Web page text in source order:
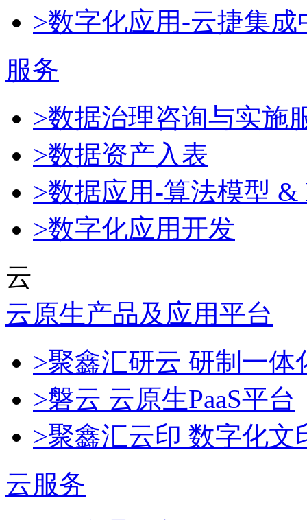
>数字化应用-云捷集成
服务
>数据治理咨询与实施
>数据资产入表
>数据应用-算法模型 &
>数字化应用开发
云
云原生产品及应用平台
>聚鑫汇研云 研制一
>磐云 云原生PaaS平台
>聚鑫汇云印 数字化文
云服务